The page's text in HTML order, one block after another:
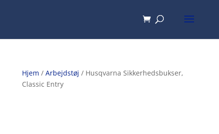
Hjem / Arbejdstøj / Husqvarna Sikkerhedsbukser,
Classic Entry